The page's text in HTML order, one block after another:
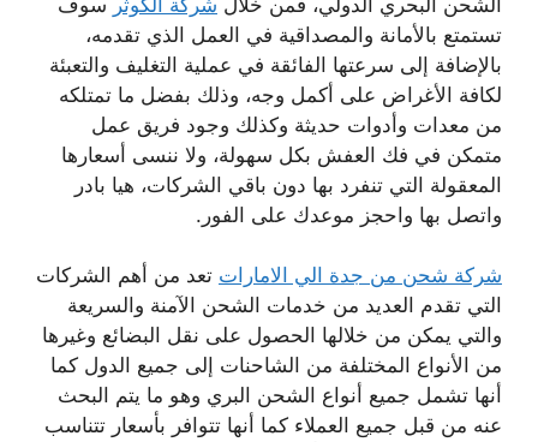
تستمتع بالأمانة والمصداقية في العمل الذي تقدمه،
بالإضافة إلى سرعتها الفائقة في عملية التغليف والتعبئة
لكافة الأغراض على أكمل وجه، وذلك بفضل ما تمتلكه
من معدات وأدوات حديثة وكذلك وجود فريق عمل
متمكن في فك العفش بكل سهولة، ولا ننسى أسعارها
المعقولة التي تنفرد بها دون باقي الشركات، هيا بادر
واتصل بها واحجز موعدك على الفور.
شركة شحن من جدة الي الامارات تعد من أهم الشركات
التي تقدم العديد من خدمات الشحن الآمنة والسريعة
والتي يمكن من خلالها الحصول على نقل البضائع وغيرها
من الأنواع المختلفة من الشاحنات إلى جميع الدول كما
أنها تشمل جميع أنواع الشحن البري وهو ما يتم البحث
عنه من قبل جميع العملاء كما أنها تتوافر بأسعار تتناسب